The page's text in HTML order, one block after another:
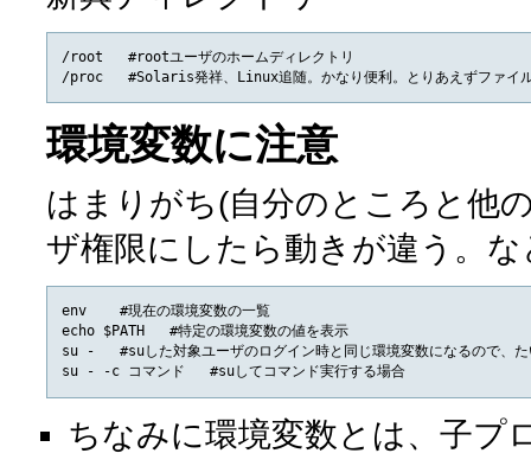
/root   #rootユーザのホームディレクトリ
環境変数に注意
はまりがち(自分のところと他
ザ権限にしたら動きが違う。な
env    #現在の環境変数の一覧
echo $PATH   #特定の環境変数の値を表示
su -   #suした対象ユーザのログイン時と同じ環境変数になるので、
ちなみに環境変数とは、子プ